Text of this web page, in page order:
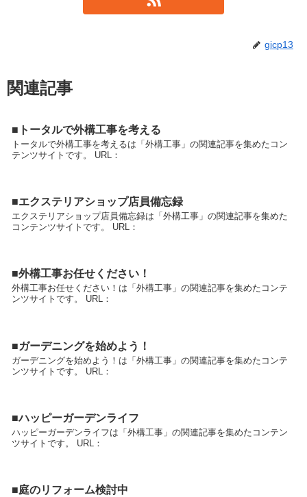
gicp13
関連記事
■トータルで外構工事を考える
トータルで外構工事を考えるは「外構工事」の関連記事を集めたコン
テンツサイトです。 URL：
■エクステリアショップ店員備忘録
エクステリアショップ店員備忘録は「外構工事」の関連記事を集めた
コンテンツサイトです。 URL：
■外構工事お任せください！
外構工事お任せください！は「外構工事」の関連記事を集めたコンテ
ンツサイトです。 URL：
■ガーデニングを始めよう！
ガーデニングを始めよう！は「外構工事」の関連記事を集めたコンテ
ンツサイトです。 URL：
■ハッピーガーデンライフ
ハッピーガーデンライフは「外構工事」の関連記事を集めたコンテン
ツサイトです。 URL：
■庭のリフォーム検討中